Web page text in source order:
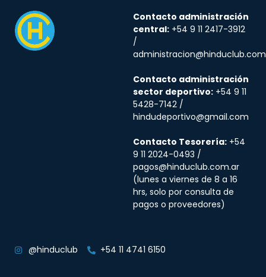
Contacto administración
central: +54 9 11 2417-3912
/
Contacto administración
sector deportivo: +54 9 11
5428-7142 /
hindudeportivo@gmail.com
Contacto Tesorería: +54
9 11 2024-0493 /
pagos@hinduclub.com.ar
(lunes a viernes de 8 a 16
hrs, solo por consulta de
pagos o proveedores)
@hinduclub +54 11 4741 6150